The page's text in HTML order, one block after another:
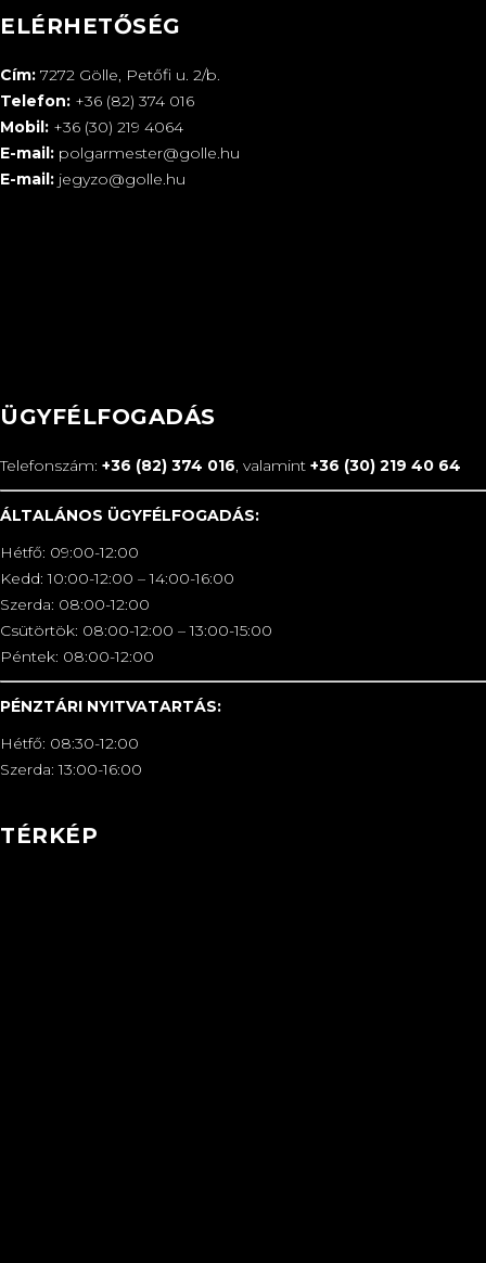
ELÉRHETŐSÉG
Cím: 7272 Gölle, Petőfi u. 2/b.
Telefon: +36 (82) 374 016
Mobil: +36 (30) 219 4064
E-mail: polgarmester@golle.hu
E-mail: jegyzo@golle.hu
ÜGYFÉLFOGADÁS
Telefonszám: +36 (82) 374 016, valamint +36 (30) 219 40 64
ÁLTALÁNOS ÜGYFÉLFOGADÁS:
Hétfő: 09:00-12:00
Kedd: 10:00-12:00 – 14:00-16:00
Szerda: 08:00-12:00
Csütörtök: 08:00-12:00 – 13:00-15:00
Péntek: 08:00-12:00
PÉNZTÁRI NYITVATARTÁS:
Hétfő: 08:30-12:00
Szerda: 13:00-16:00
TÉRKÉP